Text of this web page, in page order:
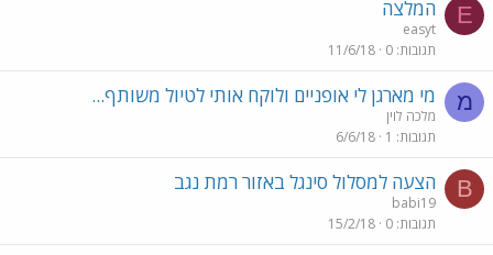
E המלצה
easyt
תגובות 0
11/6/18
מ מי מארגן לי אופניים ולוקח אותי לטיול משותף...
מלכה לוין
תגובות 1
6/6/18
B הצעה למסלול סינגל באזור רמת נגב
babi19
תגובות 0
15/2/18